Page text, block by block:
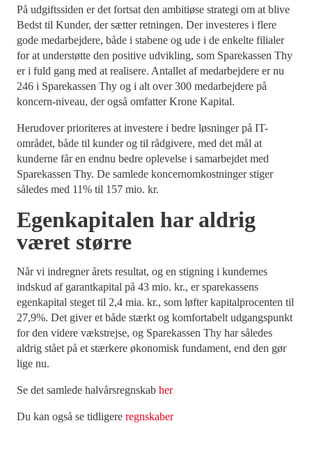
På udgiftssiden er det fortsat den ambitiøse strategi om at blive
Bedst til Kunder, der sætter retningen. Der investeres i flere
gode medarbejdere, både i stabene og ude i de enkelte filialer
for at understøtte den positive udvikling, som Sparekassen Thy
er i fuld gang med at realisere. Antallet af medarbejdere er nu
246 i Sparekassen Thy og i alt over 300 medarbejdere på
koncern-niveau, der også omfatter Krone Kapital.
Herudover prioriteres at investere i bedre løsninger på IT-
området, både til kunder og til rådgivere, med det mål at
kunderne får en endnu bedre oplevelse i samarbejdet med
Sparekassen Thy. De samlede koncernomkostninger stiger
således med 11% til 157 mio. kr.
Egenkapitalen har aldrig
været større
Når vi indregner årets resultat, og en stigning i kundernes
indskud af garantkapital på 43 mio. kr., er sparekassens
egenkapital steget til 2,4 mia. kr., som løfter kapitalprocenten til
27,9%. Det giver et både stærkt og komfortabelt udgangspunkt
for den videre vækstrejse, og Sparekassen Thy har således
aldrig stået på et stærkere økonomisk fundament, end den gør
lige nu.
Se det samlede halvårsregnskab her
Du kan også se tidligere regnskaber